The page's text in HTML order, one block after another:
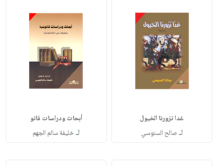
غدا تزورنا الخيول
لـ صالح السنوسي
أبحاث ودراسات قانو
لـخليفة سالم الجهم